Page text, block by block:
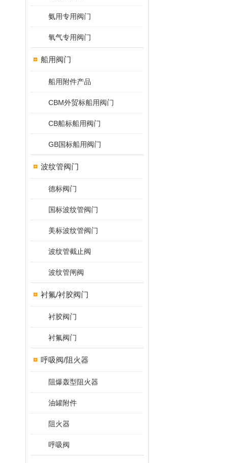
氨用专用阀门
氧气专用阀门
船用阀门
船用附件产品
CBM外贸标船用阀门
CB船标船用阀门
GB国标船用阀门
波纹管阀门
德标阀门
国标波纹管阀门
美标波纹管阀门
波纹管截止阀
波纹管闸阀
衬氟/衬胶阀门
衬胶阀门
衬氟阀门
呼吸阀/阻火器
阻爆轰型阻火器
油罐附件
阻火器
呼吸阀